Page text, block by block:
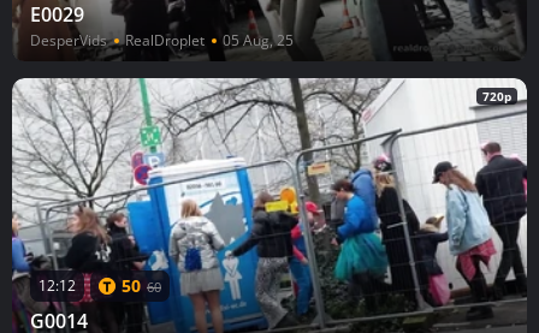
E0029
DesperVids RealDroplet 05 Aug, 25
720p
12:12 50 60
G0014